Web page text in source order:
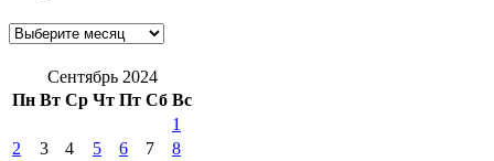
Сентябрь 2024
Пн Вт Ср Чт Пт Сб Вс
1
2
3 4 5 6 7
8